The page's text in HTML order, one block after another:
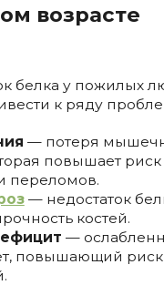
возрасте
белка у пожилых
к ряду
— потеря
повышает риск
переломов.
— недостаток
костей.
—
повышающий риск